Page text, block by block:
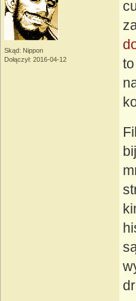
Skąd: Nippon
Dołączył: 2016-04-12